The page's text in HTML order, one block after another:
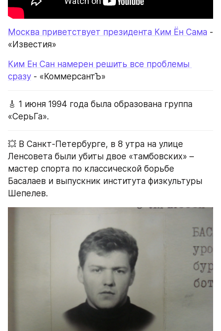
Москва приветствует президента Ким Ён Сама -
«Известия»
Ким Ен Сан намерен решить все проблемы
сразу - «КоммерсантЪ»
🎸 1 июня 1994 года была образована группа
«СерьГа».
💥 В Санкт-Петербурге, в 8 утра на улице
Ленсовета были убиты двое «тамбовских» –
мастер спорта по классической борьбе
Басалаев и выпускник института физкультуры
Шепелев.